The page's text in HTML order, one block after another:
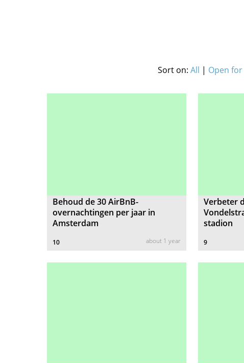
Sort on: All | Open
Behoud de 30 AirBnB-
overnachtingen per jaar in
Amsterdam
10 about 1 year
Verbeter
stadion
9